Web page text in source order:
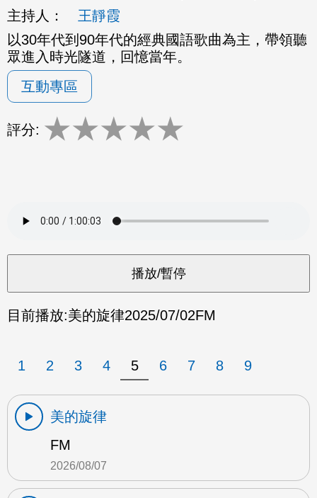
主持人：
王靜霞
以30年代到90年代的經典國語歌曲為主，帶領聽
眾進入時光隧道，回憶當年。
互動專區
評分: ★★★★★
目前播放:美的旋律2025/07/02FM
1 2 3 4 5 6 7 8 9
美的旋律
FM
2026/08/07